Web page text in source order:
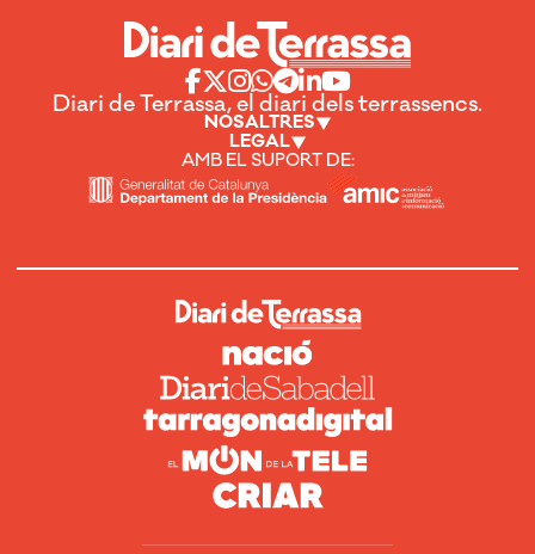
Diari de Terrassa, el diari dels terrassencs.
NOSALTRES
LEGAL
AMB EL SUPORT DE: